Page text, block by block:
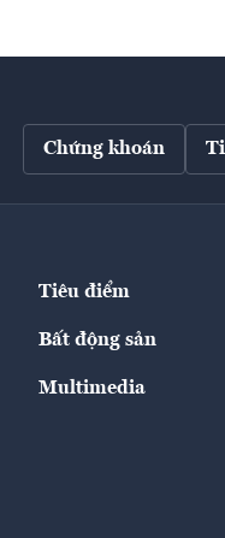
Chứng khoán
Tiêu điểm
Bất động sản
Multimedia